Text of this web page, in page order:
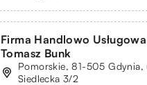
Firma Handlowo Usługowa
Tomasz Bunk
Pomorskie, 81-505 Gdynia,
Siedlecka 3/2